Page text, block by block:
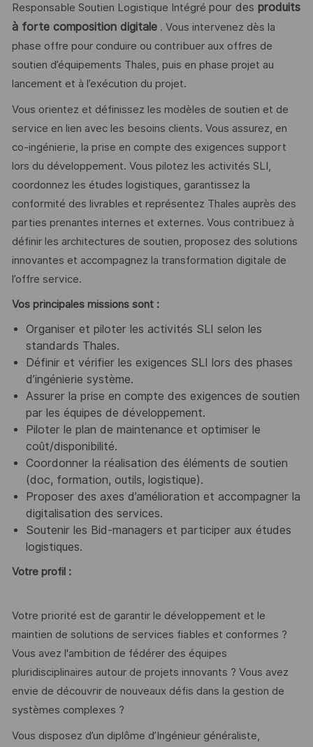
Responsable Soutien Logistique Intégré pour des produits
à forte composition digitale. Vous intervenez dès la
phase offre pour conduire ou contribuer aux offres de
soutien d’équipements Thales, puis en phase projet au
lancement et à l’exécution du projet.
Vous orientez et définissez les modèles de soutien et de
service en lien avec les besoins clients. Vous assurez, en
co-ingénierie, la prise en compte des exigences support
lors du développement. Vous pilotez les activités SLI,
coordonnez les études logistiques, garantissez la
conformité des livrables et représentez Thales auprès des
parties prenantes internes et externes. Vous contribuez à
définir les architectures de soutien, proposez des solutions
innovantes et accompagnez la transformation digitale de
l’offre service.
Vos principales missions sont :
Organiser et piloter les activités SLI selon les
standards Thales.
Définir et vérifier les exigences SLI lors des phases
d’ingénierie système.
Assurer la prise en compte des exigences de soutien
par les équipes de développement.
Piloter le plan de maintenance et optimiser le
coût/disponibilité.
Coordonner la réalisation des éléments de soutien
(doc, formation, outils, logistique).
Proposer des axes d’amélioration et accompagner la
digitalisation des services.
Soutenir les Bid-managers et participer aux études
logistiques.
Votre profil :
Votre priorité est de garantir le développement et le
maintien de solutions de services fiables et conformes ?
Vous avez l'ambition de fédérer des équipes
pluridisciplinaires autour de projets innovants ? Vous avez
envie de découvrir de nouveaux défis dans la gestion de
systèmes complexes ?
Vous disposez d’un diplôme d’Ingénieur généraliste,